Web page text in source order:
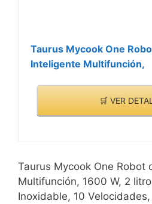
Taurus Mycook One
Inteligente Multifunción,
🛒 VER
Taurus Mycook One Robot
Multifunción, 1600 W, 2
Inoxidable, 10